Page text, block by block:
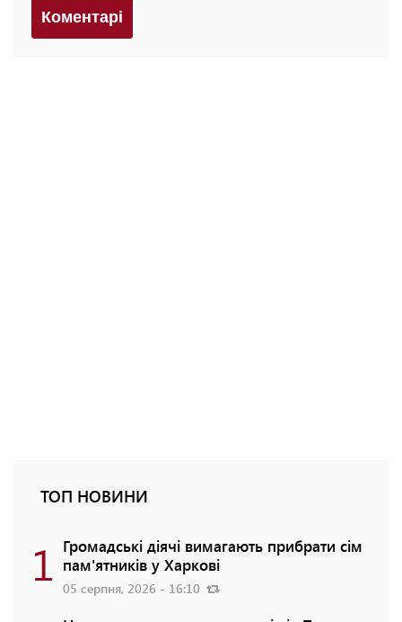
Коментарi
ТОП НОВИНИ
1 Громадські діячі вимагають прибрати сім
пам'ятників у Харкові
05 серпня, 2026 - 16:10